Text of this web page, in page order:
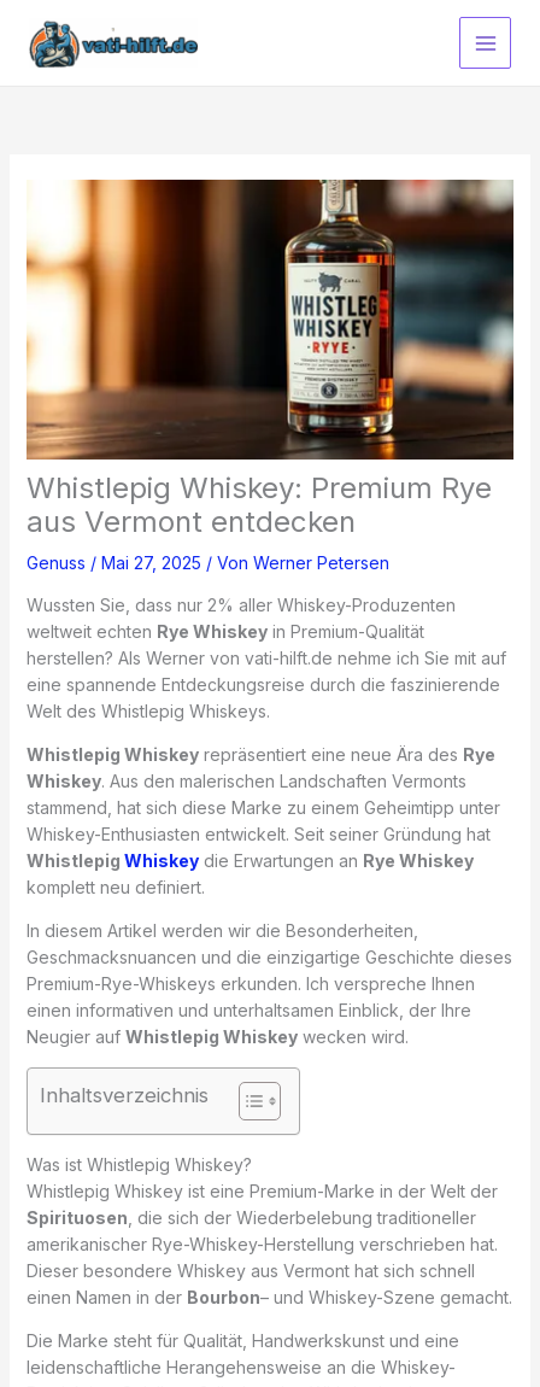
Inhalt
springen
Whistlepig Whiskey: Premium Rye
aus Vermont entdecken
Genuss / Mai 27, 2025 / Von Werner Petersen
Wussten Sie, dass nur 2% aller Whiskey-Produzenten
weltweit echten Rye Whiskeyin Premium-Qualität
herstellen? Als Werner von vati-hilft.de nehme ich Sie mit auf
eine spannende Entdeckungsreise durch die faszinierende
Welt des Whistlepig Whiskeys.
Whistlepig Whiskeyrepräsentiert eine neue Ära des Rye
Whiskey. Aus den malerischen Landschaften Vermonts
stammend, hat sich diese Marke zu einem Geheimtipp unter
Whiskey-Enthusiasten entwickelt. Seit seiner Gründung hat
Whistlepig Whiskeydie Erwartungen an Rye Whiskey
komplett neu definiert.
In diesem Artikel werden wir die Besonderheiten,
Geschmacksnuancen und die einzigartige Geschichte dieses
Premium-Rye-Whiskeys erkunden. Ich verspreche Ihnen
einen informativen und unterhaltsamen Einblick, der Ihre
Neugier auf Whistlepig Whiskeywecken wird.
Inhaltsverzeichnis
Was ist Whistlepig Whiskey?
Whistlepig Whiskey ist eine Premium-Marke in der Welt der
Spirituosen , die sich der Wiederbelebung traditioneller
amerikanischer Rye-Whiskey-Herstellung verschrieben hat.
Dieser besondere Whiskey aus Vermont hat sich schnell
einen Namen in der Bourbon– und Whiskey-Szene gemacht.
Die Marke steht für Qualität, Handwerkskunst und eine
leidenschaftliche Herangehensweise an die Whiskey-